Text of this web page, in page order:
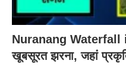
Nuranang Waterfall
खूबसूरत झरना, जहां